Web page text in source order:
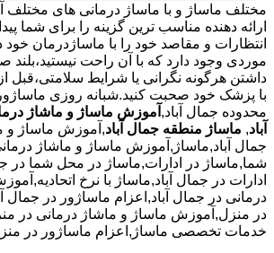
مختلف ماساژ و با ماساژ درمانی های مختلف
ارائه دهنده مناسب ترین گزینه را برای شما
انتظارات و مقاصد خود را با ماساژدرمان خود
موردی وجود دارد که با آن راحت
داشتن هرگونه نگرانی یا شرایط سلامتی،قبل
با پزشک خود صحبت کنید.شبانه روزی
محدوده جمال آباد, آموزش ماساژ و ماشاژ
آباد, ماساژ منطقه جمال آباد,آموزش ماساژ و
جمال آباد,ماساژ,آموزش ماساژ و ماشاژ
شما,ماساژ در ادارات,ماساژ در محل شما در
ادارات در جمال آباد,ماساژ با نرخ
درمانی در جمال آباد,اعزام ماساژور در جمال
در منزل,آموزش ماساژ و ماشاژ درمانی در
خدمات تخصصی ماساژ,اعزام ماساژور در